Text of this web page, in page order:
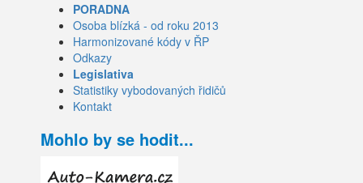
PORADNA
Osoba blízká - od roku 2013
Harmonizované kódy v ŘP
Odkazy
Legislativa
Statistiky vybodovaných řidičů
Kontakt
Mohlo by se hodit...